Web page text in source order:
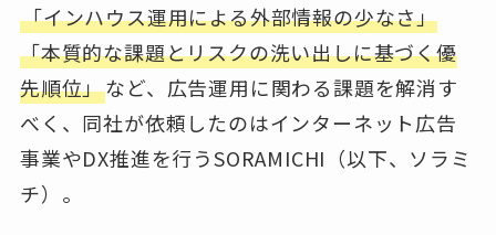
「インハウス運用による外部情報の少なさ」
「本質的な課題とリスクの洗い出しに基づく優
先順位」など、広告運用に関わる課題を解消す
べく、同社が依頼したのはインターネット広告
事業やDX推進を行うSORAMICHI（以下、ソラミ
チ）。